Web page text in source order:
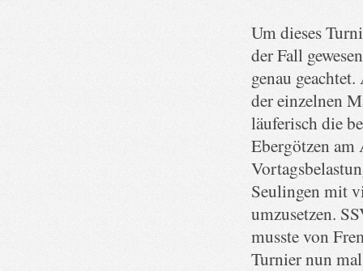
Um dieses
der Fall
genau
der einzelnen
läuferisch die
Ebergötzen am
Seulingen mit
umzusetzen.
musste von
Turnier nun